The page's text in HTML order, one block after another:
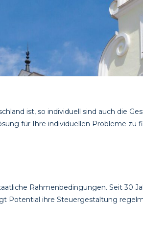
ist, so individuell sind auch die
für Ihre individuellen Probleme zu
Rahmenbedingungen. Seit 30
Potential ihre Steuergestaltung